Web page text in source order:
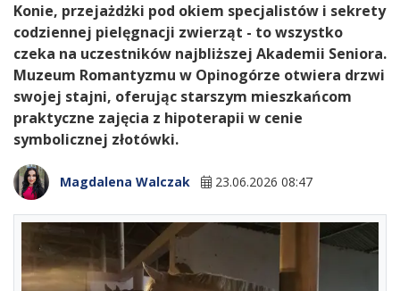
Konie, przejażdżki pod okiem specjalistów i sekrety
codziennej pielęgnacji zwierząt - to wszystko
czeka na uczestników najbliższej Akademii Seniora.
Muzeum Romantyzmu w Opinogórze otwiera drzwi
swojej stajni, oferując starszym mieszkańcom
praktyczne zajęcia z hipoterapii w cenie
symbolicznej złotówki.
Magdalena Walczak 23.06.2026 08:47